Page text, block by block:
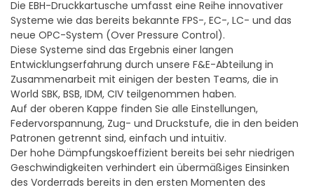
Die EBH-Druckkartusche umfasst eine Reihe innovativer
Systeme wie das bereits bekannte FPS-, EC-, LC- und das
neue OPC-System (Over Pressure Control).
Diese Systeme sind das Ergebnis einer langen
Entwicklungserfahrung durch unsere F&E-Abteilung in
Zusammenarbeit mit einigen der besten Teams, die in
World SBK, BSB, IDM, CIV teilgenommen haben.
Auf der oberen Kappe finden Sie alle Einstellungen,
Federvorspannung, Zug- und Druckstufe, die in den beiden
Patronen getrennt sind, einfach und intuitiv.
Der hohe Dämpfungskoeffizient bereits bei sehr niedrigen
Geschwindigkeiten verhindert ein übermäßiges Einsinken
des Vorderrads bereits in den ersten Momenten des